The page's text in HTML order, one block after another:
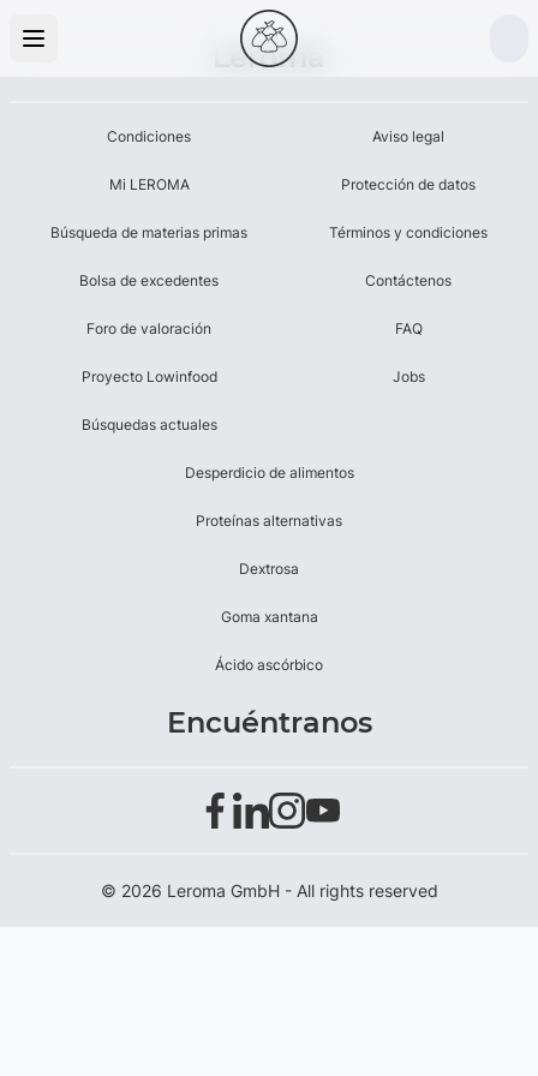
Leroma
Condiciones
Mi LEROMA
Búsqueda de materias primas
Bolsa de excedentes
Foro de valoración
Proyecto Lowinfood
Búsquedas actuales
Aviso legal
Protección de datos
Términos y condiciones
Contáctenos
FAQ
Jobs
Desperdicio de alimentos
Proteínas alternativas
Dextrosa
Goma xantana
Ácido ascórbico
Encuéntranos
© 2026 Leroma GmbH - All rights reserved